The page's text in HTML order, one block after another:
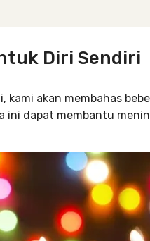
Diri Sendiri
akan membahas
ini dapat membantu